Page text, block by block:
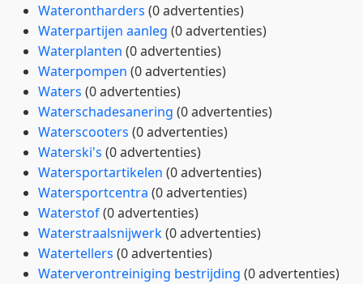
Waterontharders (0 advertenties)
Waterpartijen aanleg (0 advertenties)
Waterplanten (0 advertenties)
Waterpompen (0 advertenties)
Waters (0 advertenties)
Waterschadesanering (0 advertenties)
Waterscooters (0 advertenties)
Waterski's (0 advertenties)
Watersportartikelen (0 advertenties)
Watersportcentra (0 advertenties)
Waterstof(0 advertenties)
Waterstraalsnijwerk(0 advertenties)
Watertellers (0 advertenties)
Waterverontreiniging bestrijding (0 advertenties)